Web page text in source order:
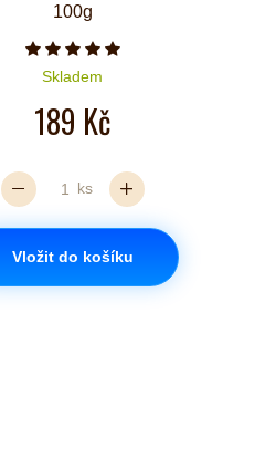
100g
Počet hvězdiček je 5 z 5
Skladem
189 Kč
ks
Vložit do košíku